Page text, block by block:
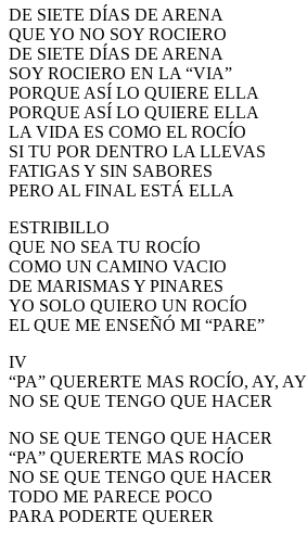
DE SIETE DÍAS DE ARENA
QUE YO NO SOY ROCIERO
DE SIETE DÍAS DE ARENA
SOY ROCIERO EN LA “VIA”
PORQUE ASÍ LO QUIERE ELLA
PORQUE ASÍ LO QUIERE ELLA
LA VIDA ES COMO EL ROCÍO
SI TU POR DENTRO LA LLEVAS
FATIGAS Y SIN SABORES
PERO AL FINAL ESTÁ ELLA
ESTRIBILLO
QUE NO SEA TU ROCÍO
COMO UN CAMINO VACIO
DE MARISMAS Y PINARES
YO SOLO QUIERO UN ROCÍO
EL QUE ME ENSEÑÓ MI “PARE”
IV
“PA” QUERERTE MAS ROCÍO, AY, AY
NO SE QUE TENGO QUE HACER
NO SE QUE TENGO QUE HACER
“PA” QUERERTE MAS ROCÍO
NO SE QUE TENGO QUE HACER
TODO ME PARECE POCO
PARA PODERTE QUERER